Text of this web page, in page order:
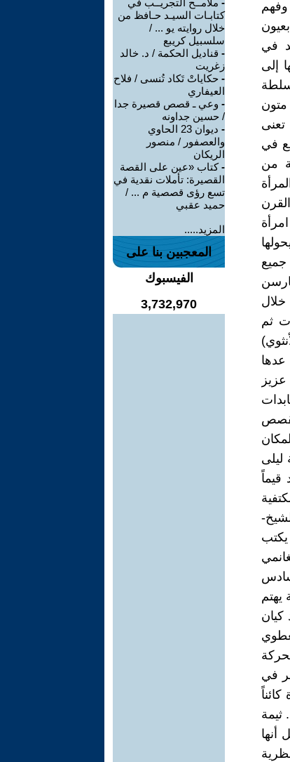
وفهم
في
إلى
سلطة
تعنى
في
من
جميع
خلال
ثم
عدها
بمكابدات
ليلى
قيماً
يكتب
يهتم
في
ثيمة
أنها
- ملامــح التجريــب في
كتابـات السيـد حـافظ من
خلال روايته يو ... /
سلسبيل كريبع
- قناديل الحكمة / د. خالد
زغريت
- حكاياتْ تَكاد تُنسى / فلاح
العيفاري
- وعي ـ قصص قصيرة جدا
/ حسين جداونه
-
ديوان 23 الحاوي
والعصفور / منصور
الريكان
-كتاب «عين على القصة
القصيرة: تأملات نقدية في
تسع رؤى قصصية م ... /
حميد عقبي
المزيد.....
المعجبين بنا على
الفيسبوك
3,732,970